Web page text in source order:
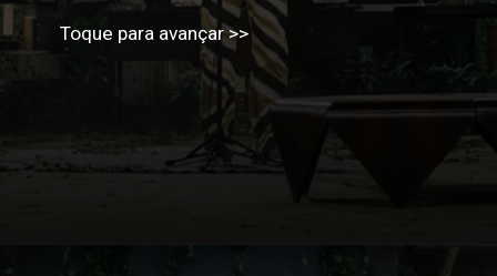
Toque para avançar >>